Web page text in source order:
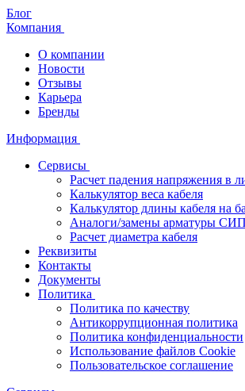
Блог
Компания
О компании
Новости
Отзывы
Карьера
Бренды
Информация
Сервисы
Расчет падения напряжения в
Калькулятор веса кабеля
Калькулятор длины кабеля на
Аналоги/замены арматуры СИП
Расчет диаметра кабеля
Реквизиты
Контакты
Документы
Политика
Политика по качеству
Антикоррупционная политика
Политика конфиденциальности
Использование файлов Cookie
Пользовательское соглашение